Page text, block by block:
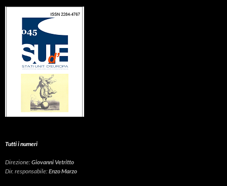
Tutti i numeri
Direzione:Giovanni Vetritto
Dir. responsabile:Enzo Marzo